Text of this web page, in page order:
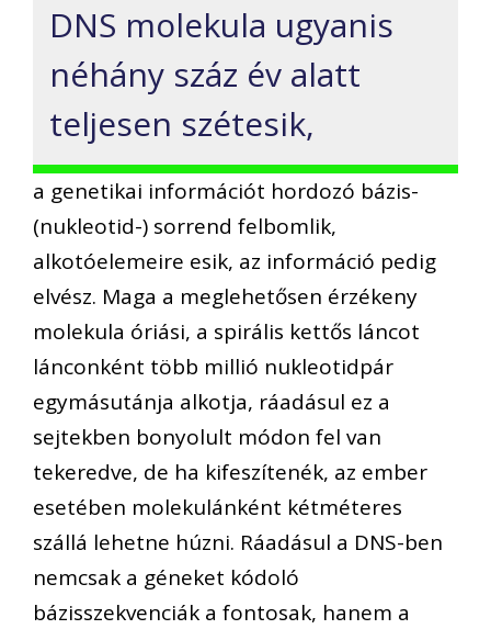
DNS molekula ugyanis
néhány száz év alatt
teljesen szétesik,
a genetikai információt hordozó bázis-
(nukleotid-) sorrend felbomlik,
alkotóelemeire esik, az információ pedig
elvész. Maga a meglehetősen érzékeny
molekula óriási, a spirális kettős láncot
lánconként több millió nukleotidpár
egymásutánja alkotja, ráadásul ez a
sejtekben bonyolult módon fel van
tekeredve, de ha kifeszítenék, az ember
esetében molekulánként kétméteres
szállá lehetne húzni. Ráadásul a DNS-ben
nemcsak a géneket kódoló
bázisszekvenciák a fontosak, hanem a